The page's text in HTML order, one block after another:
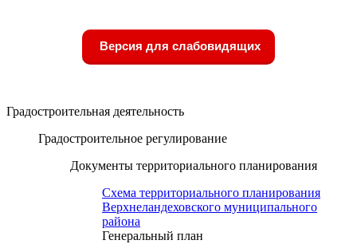
Версия для слабовидящих
Градостроительная деятельность
Градостроительное регулирование
Документы территориального планирования
Схема территориального планирования
Верхнеландеховского муниципального
района
Генеральный план